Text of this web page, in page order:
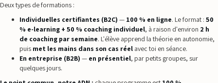
Deux types de formations :
Individuelles certifiantes (B2C) — 100 % en ligne. Le format : 50
% e-learning + 50 % coaching individuel, à raison d'environ 2 h
de coaching par semaine. L'élève apprend la théorie en autonomie,
puis met les mains dans son cas réel avec toi en séance.
En entreprise (B2B) — en présentiel, par petits groupes, sur
quelques jours.